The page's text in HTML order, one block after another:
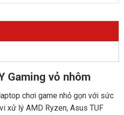
Gaming vỏ nhôm
chơi game nhỏ gọn với sức
xử lý AMD Ryzen, Asus TUF